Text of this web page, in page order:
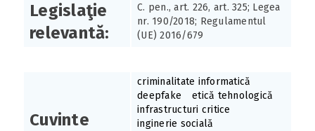
Legislaţie
relevantă:
C. pen., art. 226, art. 325; Legea
nr. 190/2018; Regulamentul
(UE) 2016/679
Cuvinte
criminalitate informatică
deepfake
etică tehnologică
infrastructuri critice
inginerie socială